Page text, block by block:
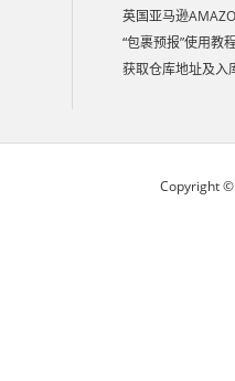
英国亚马逊
“包裹预报”使用教
获取仓库地址及入
Copyright ©